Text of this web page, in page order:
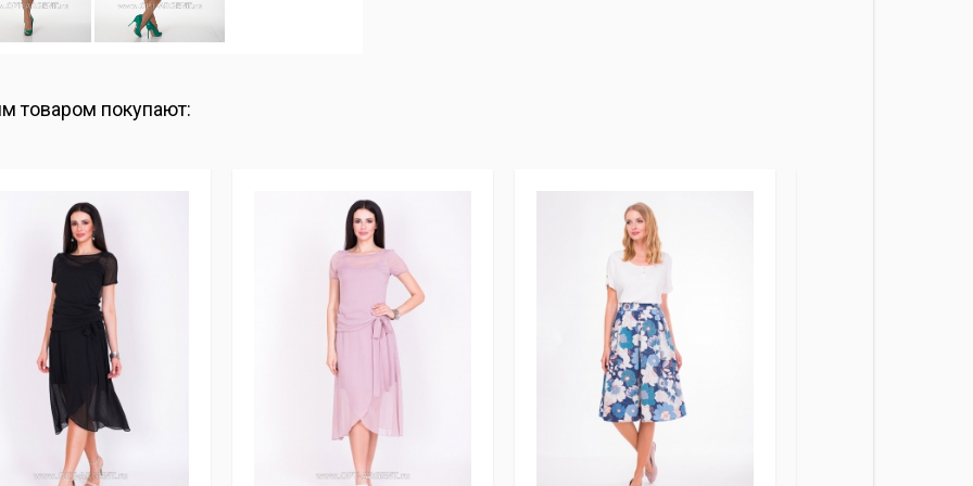
товаром покупают: